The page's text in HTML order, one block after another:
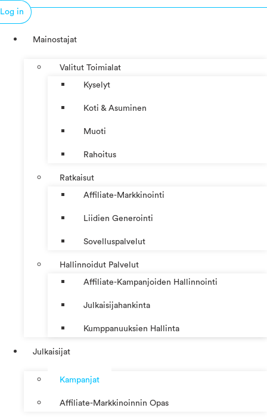
Log in
Mainostajat
Valitut Toimialat
Kyselyt
Koti & Asuminen
Muoti
Rahoitus
Ratkaisut
Affiliate-Markkinointi
Liidien Generointi
Sovelluspalvelut
Hallinnoidut Palvelut
Affiliate-Kampanjoiden Hallinnointi
Julkaisijahankinta
Kumppanuuksien Hallinta
Julkaisijat
Kampanjat
Affiliate-Markkinoinnin Opas